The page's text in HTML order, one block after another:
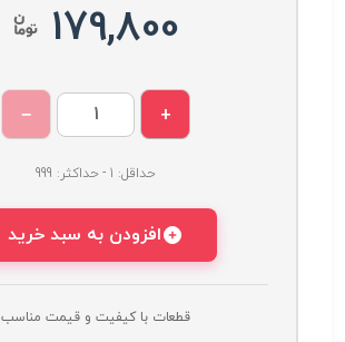
179,800
+
−
حداقل: 1 - حداکثر: 999
افزودن به سبد خرید
قطعات با کیفیت و قیمت مناسب